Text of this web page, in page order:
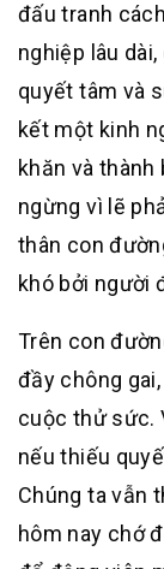
đấu tranh
nghiệp lâu
quyết tâm và
kết một kinh
khăn và
ngừng vì lẽ
thân con
khó bởi người
Trên con
đầy chông
cuộc thử sức.
nếu thiếu
Chúng ta vẫn
hôm nay chớ